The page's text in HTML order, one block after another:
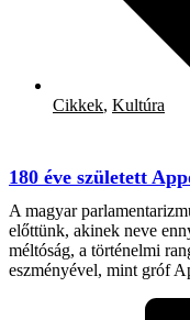
Cikkek, Kultúra
180 éve született
A magyar
előttünk, akinek neve
méltóság, a történelmi
eszményével, mint gróf